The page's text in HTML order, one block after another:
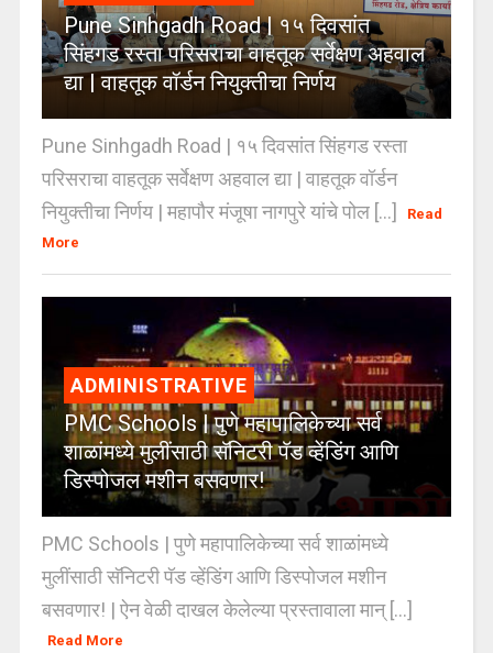
Pune Sinhgadh Road | १५ दिवसांत
सिंहगड रस्ता परिसराचा वाहतूक सर्वेक्षण अहवाल
द्या | वाहतूक वॉर्डन नियुक्तीचा निर्णय
Pune Sinhgadh Road | १५ दिवसांत सिंहगड रस्ता
परिसराचा वाहतूक सर्वेक्षण अहवाल द्या | वाहतूक वॉर्डन
नियुक्तीचा निर्णय | महापौर मंजूषा नागपुरे यांचे पोल [...]
Read
More
ADMINISTRATIVE
PMC Schools | पुणे महापालिकेच्या सर्व
शाळांमध्ये मुलींसाठी सॅनिटरी पॅड व्हेंडिंग आणि
डिस्पोजल मशीन बसवणार!
PMC Schools | पुणे महापालिकेच्या सर्व शाळांमध्ये
मुलींसाठी सॅनिटरी पॅड व्हेंडिंग आणि डिस्पोजल मशीन
बसवणार! | ऐन वेळी दाखल केलेल्या प्रस्तावाला मान् [...]
Read More